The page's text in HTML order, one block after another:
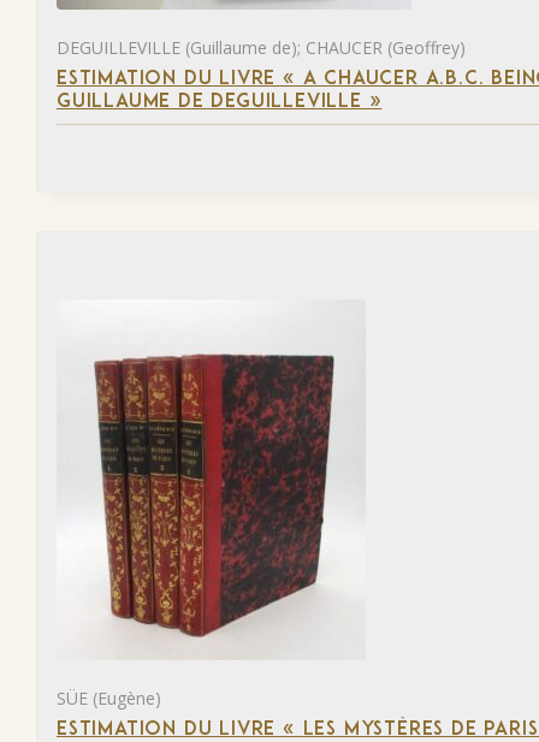
DEGUILLEVILLE (Guillaume de); CHAUCER (Geoffrey)
ESTIMATION DU LIVRE « A CHAUCER A.B.C.
GUILLAUME DE DEGUILLEVILLE »
SÜE (Eugène)
ESTIMATION DU LIVRE « LES MYSTÈRES DE